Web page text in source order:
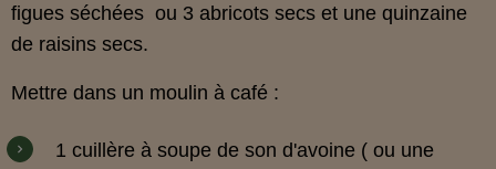
figues séchées ou 3 abricots secs et une quinzaine
de raisins secs.
Mettre dans un moulin à café :
1 cuillère à soupe de son d'avoine ( ou une